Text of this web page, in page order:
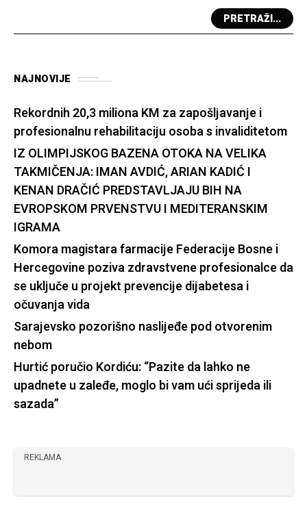
PRETRAŽI...
NAJNOVIJE
Rekordnih 20,3 miliona KM za zapošljavanje i
profesionalnu rehabilitaciju osoba s invaliditetom
IZ OLIMPIJSKOG BAZENA OTOKA NA VELIKA
TAKMIČENJA: IMAN AVDIĆ, ARIAN KADIĆ I
KENAN DRAČIĆ PREDSTAVLJAJU BIH NA
EVROPSKOM PRVENSTVU I MEDITERANSKIM
IGRAMA
Komora magistara farmacije Federacije Bosne i
Hercegovine poziva zdravstvene profesionalce da
se uključe u projekt prevencije dijabetesa i
očuvanja vida
Sarajevsko pozorišno naslijeđe pod otvorenim
nebom
Hurtić poručio Kordiću: “Pazite da lahko ne
upadnete u zaleđe, moglo bi vam ući sprijeda ili
sazada”
REKLAMA